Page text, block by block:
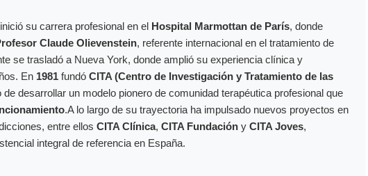
su carrera profesional en el Hospital Marmottan de París, donde
Claude Olievenstein, referente internacional en el tratamiento de
se trasladó a Nueva York, donde amplió su experiencia clínica y
En 1981 fundó CITA (Centro de Investigación y Tratamiento de las
de desarrollar un modelo pionero de comunidad terapéutica profesional que
.A lo largo de su trayectoria ha impulsado nuevos proyectos en
entre ellos CITA Clínica, CITA Fundación y CITA Joves,
integral de referencia en España.